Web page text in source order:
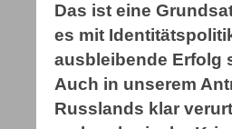
Das ist eine
es mit
ausbleibende Erfolg
Auch in unserem
Russlands klar